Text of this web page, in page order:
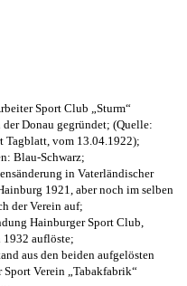
Sport Club „Sturm“
Donau gegründet; (Quelle:
Tagblatt, vom 13.04.1922);
Blau-Schwarz;
in Vaterländischer
1921, aber noch im selben
der Verein auf;
Hainburger Sport Club,
1932 auflöste;
aus den beiden aufgelösten
Sport Verein „Tabakfabrik“